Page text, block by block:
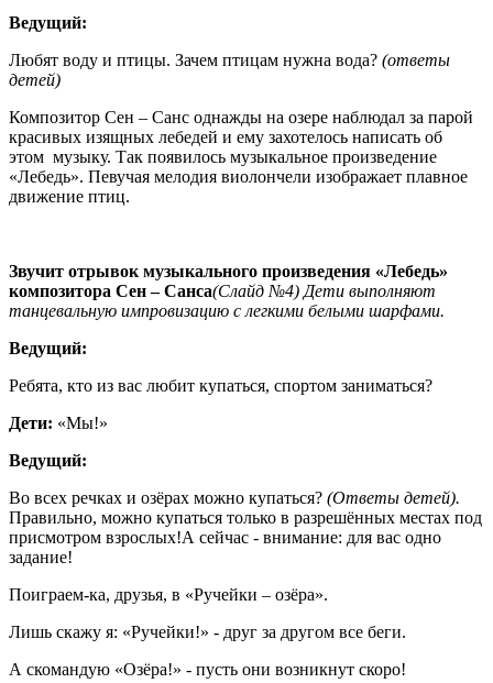
Ведущий:
Любят воду и птицы. Зачем птицам нужна вода? (ответы
детей)
Композитор Сен – Санс однажды на озере наблюдал за парой
красивых изящных лебедей и ему захотелось написать об
этом музыку. Так появилось музыкальное произведение
«Лебедь». Певучая мелодия виолончели изображает плавное
движение птиц.
Звучит отрывок музыкального произведения «Лебедь»
композитора Сен – Санса(Слайд №4) Дети выполняют
танцевальную импровизацию с легкими белыми шарфами.
Ведущий:
Ребята, кто из вас любит купаться, спортом заниматься?
Дети: «Мы!»
Ведущий:
Во всех речках и озёрах можно купаться? (Ответы детей).
Правильно, можно купаться только в разрешённых местах под
присмотром взрослых!А сейчас - внимание: для вас одно
задание!
Поиграем-ка, друзья, в «Ручейки – озёра».
Лишь скажу я: «Ручейки!» - друг за другом все беги.
А скомандую «Озёра!» - пусть они возникнут скоро!